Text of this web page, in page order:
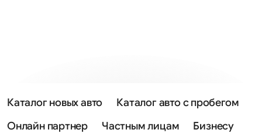
Каталог новых авто
Каталог авто с пробегом
Онлайн партнер
Частным лицам
Бизнесу